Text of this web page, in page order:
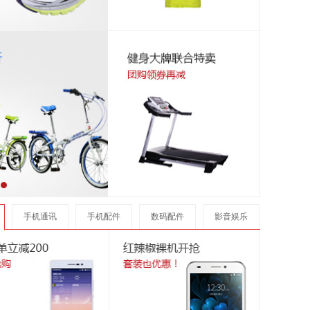
手机通讯 手机配件 数码配件 影音娱乐